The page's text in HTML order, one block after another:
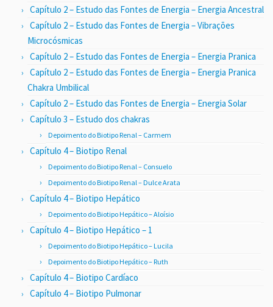
Capítulo 2 – Estudo das Fontes de Energia – Energia Ancestral
Capítulo 2 – Estudo das Fontes de Energia – Vibrações
Microcósmicas
Capítulo 2 – Estudo das Fontes de Energia – Energia Pranica
Capítulo 2 – Estudo das Fontes de Energia – Energia Pranica
Chakra Umbilical
Capítulo 2 – Estudo das Fontes de Energia – Energia Solar
Capítulo 3 – Estudo dos chakras
Depoimento do Biotipo Renal – Carmem
Capítulo 4 – Biotipo Renal
Depoimento do Biotipo Renal – Consuelo
Depoimento do Biotipo Renal – Dulce Arata
Capítulo 4 – Biotipo Hepático
Depoimento do Biotipo Hepático – Aloísio
Capítulo 4 – Biotipo Hepático – 1
Depoimento do Biotipo Hepático – Lucila
Depoimento do Biotipo Hepático – Ruth
Capítulo 4 – Biotipo Cardíaco
Capítulo 4 – Biotipo Pulmonar